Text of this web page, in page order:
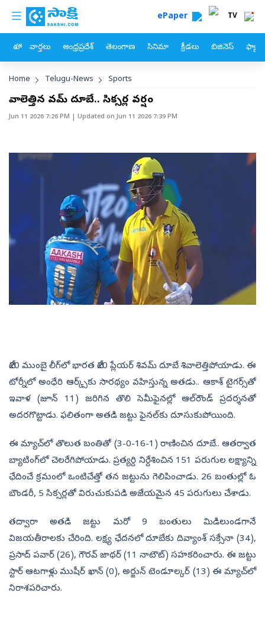
Skip to main content
custom menu ePaper TV
హోం వార్తలు ఆంధ్రప్రదేశ్ తెలంగాణ సినిమా క్రీడలు బిజినెస్
Breadcrumb
Home Telugu-News Sports
శివాలెత్తిన శివమ్‌ దూబే.. సిక్సర్ల వర్షం
Jun 11 2026 7:26 PM | Updated onJun 11 2026 7:39 PM
టీ20 ముంబై లీగ్‌లో భారత టీ20 ప్లేయర్‌ శివమ్‌ దూబే శివాలెత్తిపోయాడు. ఈ
టోర్నీలో అంధేరి ఆర్క్స్‌కు సారథ్యం వహిస్తున్న అతడు.. ఆకాశ్‌ టైగర్స్‌తో
ఇవాళ (జూన్‌ 11) జరిగిన తొలి సెమీఫైనల్లో ఆల్‌రౌండ్‌ ప్రదర్శనతో
అదరగొట్టాడు. ఫలితంగా అతడి జట్టు ఫైనల్‌కు దూసుకుపోయింది.
ఈ మ్యాచ్‌లో తొలుత బంతితో (3-0-16-1) రాణించిన దూబే.. ఆతర్వాత
బ్యాటింగ్‌లో చెలరేగిపోయాడు. ప్రత్యర్ది నిర్దేశించిన 151 పరుగుల లక్ష్యాన్ని
ఛేదించే క్రమంలో ఒంటిచేత్తో తన జట్టును గెలిపించాడు. 26 బంతుల్లో ఓ
బౌండరీ, 5 సిక్సర్లతో విరుచుకుపడి అజేయమైన 45 పరుగులు చేశాడు.
తద్వారా అతడి జట్టు మరో 9 బంతులు మిడిలుండగానే
విజయతీరాలకు చేరింది. లక్ష్య ఛేదనలో దూబేకు దివ్యాంశ్‌ సక్సేనా (34),
ప్రసాద్‌ పవార్‌ (26), గౌరవ్‌ జాథర్‌ (11 నాటౌట్‌) సహకరించారు. ఈ జట్టు
స్టార్‌ ఆటగాళ్లు ముషీర్‌ ఖాన్‌ (0), అర్జున్‌ టెండూల్కర్‌ (13) ఈ మ్యాచ్‌లో
నిరాశపరిచారు.